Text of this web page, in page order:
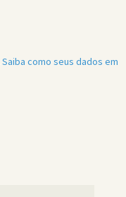
Saiba como seus dados em